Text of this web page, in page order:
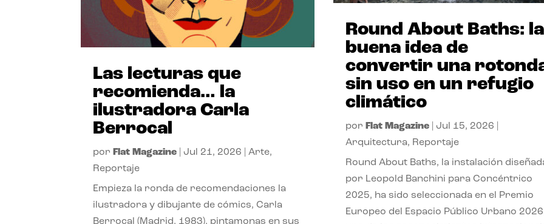
Las lecturas que
recomienda… la
ilustradora Carla
Berrocal
por Flat Magazine Jul 21, 2026 |Arte,
Reportaje
Empieza la ronda de recomendaciones la
ilustradora y dibujante de cómics, Carla
Berrocal (Madrid, 1983), pintamonas en sus
Round About Baths: la
buena idea de
convertir una
sin uso en un refugio
climático
por Flat Magazine| Jul 15, 2026
Arquitectura, Reportaje
Round About Baths, la instalación
por Leopold Banchini para Concéntrico
2025, ha sido seleccionada en el Premio
Europeo del Espacio Público Urbano